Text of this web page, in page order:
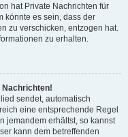
hat Private Nachrichten für
könnte es sein, dass der
zu verschicken, entzogen hat.
zu erhalten.
Nachrichten!
sendet, automatisch
eine entsprechende Regel
jemandem erhältst, so kannst
kann dem betreffenden